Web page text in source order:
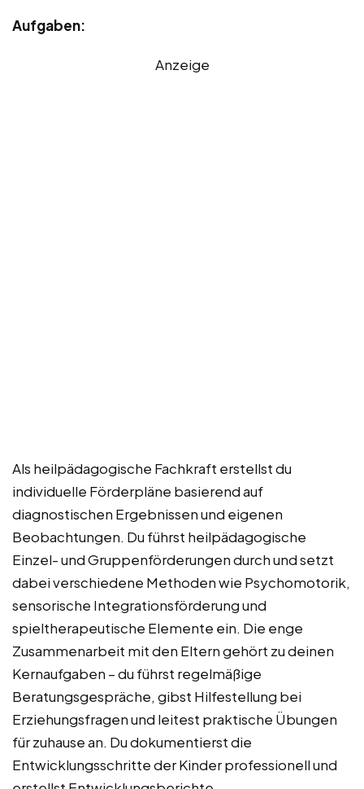
Aufgaben:
Anzeige
Als heilpädagogische Fachkraft erstellst du
individuelle Förderpläne basierend auf
diagnostischen Ergebnissen und eigenen
Beobachtungen. Du führst heilpädagogische
Einzel- und Gruppenförderungen durch und setzt
dabei verschiedene Methoden wie Psychomotorik,
sensorische Integrationsförderung und
spieltherapeutische Elemente ein. Die enge
Zusammenarbeit mit den Eltern gehört zu deinen
Kernaufgaben – du führst regelmäßige
Beratungsgespräche, gibst Hilfestellung bei
Erziehungsfragen und leitest praktische Übungen
für zuhause an. Du dokumentierst die
Entwicklungsschritte der Kinder professionell und